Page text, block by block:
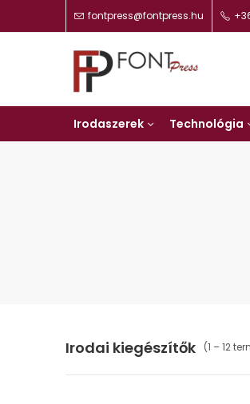
fontpress@fontpress.hu
Irodaszerek Technológia
Irodai kiegészítők (1 – 12